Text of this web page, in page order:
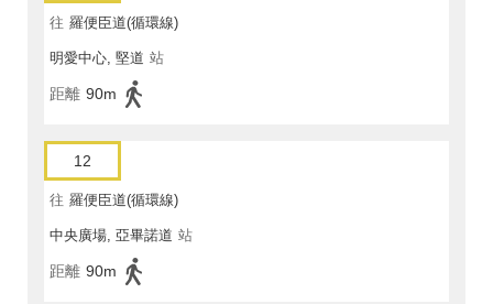
往 羅便臣道(循環線)
明愛中心, 堅道 站
距離 90m
12
往 羅便臣道(循環線)
中央廣場, 亞畢諾道 站
距離 90m